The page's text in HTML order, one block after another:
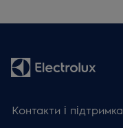
Контакти і підтримка